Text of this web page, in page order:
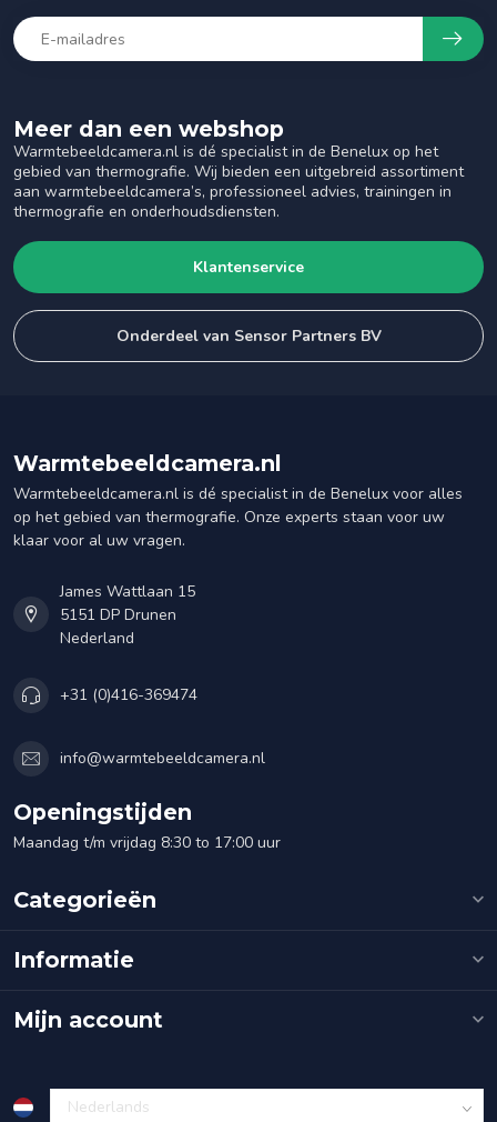
Meer dan een webshop
Warmtebeeldcamera.nl is dé specialist in de Benelux op het
gebied van thermografie. Wij bieden een uitgebreid assortiment
aan warmtebeeldcamera’s, professioneel advies, trainingen in
thermografie en onderhoudsdiensten.
Klantenservice
Onderdeel van Sensor Partners BV
Warmtebeeldcamera.nl
Warmtebeeldcamera.nl is dé specialist in de Benelux voor alles
op het gebied van thermografie. Onze experts staan voor uw
klaar voor al uw vragen.
James Wattlaan 15
5151 DP Drunen
Nederland
+31 (0)416-369474
info@warmtebeeldcamera.nl
Openingstijden
Maandag t/m vrijdag 8:30 to 17:00 uur
Categorieën
Informatie
Mijn account